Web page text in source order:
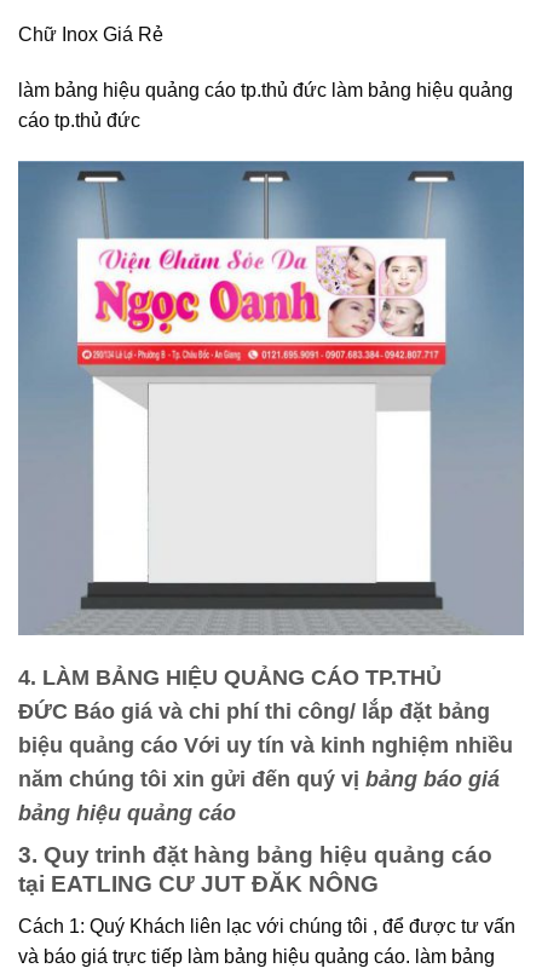
Chữ Inox Giá Rẻ
làm bảng hiệu quảng cáo tp.thủ đức làm bảng hiệu quảng
cáo tp.thủ đức
4. LÀM BẢNG HIỆU QUẢNG CÁO TP.THỦ
ĐỨC Báo giá và chi phí thi công/ lắp đặt bảng
biệu quảng cáo Với uy tín và kinh nghiệm nhiều
năm chúng tôi xin gửi đến quý vị bảng báo giá
bảng hiệu quảng cáo
3. Quy trinh đặt hàng bảng hiệu quảng cáo
tại EATLING CƯ JUT ĐĂK NÔNG
Cách 1: Quý Khách liên lạc với chúng tôi , để được tư vấn
và báo giá trực tiếp làm bảng hiệu quảng cáo. làm bảng